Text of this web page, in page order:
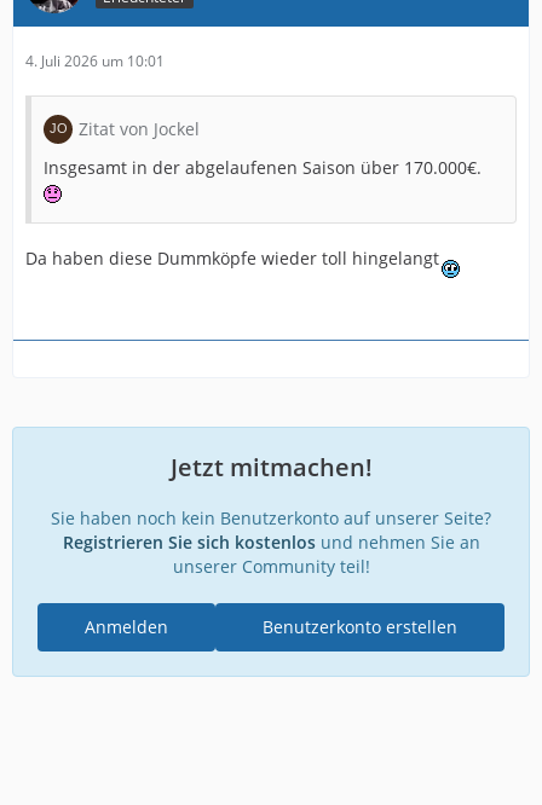
4. Juli 2026 um 10:01
Zitat von Jockel
Insgesamt in der abgelaufenen Saison über 170.000€.
Da haben diese Dummköpfe wieder toll hingelangt
Jetzt mitmachen!
Sie haben noch kein Benutzerkonto auf unserer Seite?
Registrieren Sie sich kostenlosund nehmen Sie an
unserer Community teil!
Benutzerkonto erstellen
Anmelden